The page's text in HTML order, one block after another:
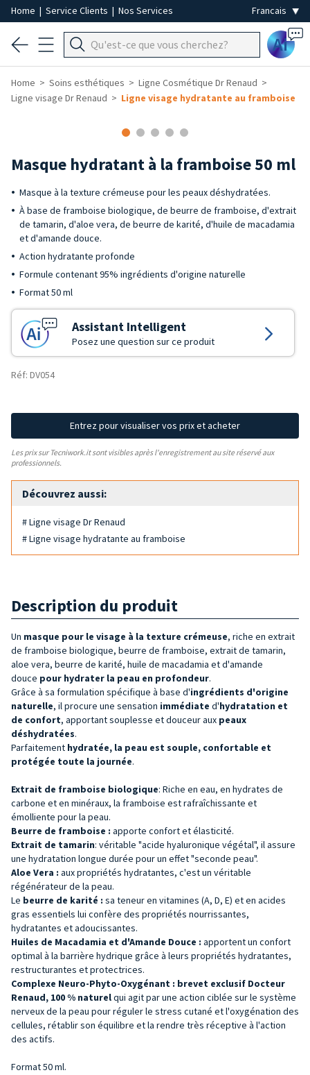
Home | Service Clients | Nos Services
Ai
Home Soins esthétiques
Ligne Cosmétique Dr Renaud
Ligne visage Dr Renaud
Ligne visage hydratante au framboise
Masque hydratant à la framboise 50 ml
Masque à la texture crémeuse pour les peaux déshydratées.
À base de framboise biologique, de beurre de framboise, d'extrait
de tamarin, d'aloe vera, de beurre de karité, d'huile de macadamia
et d'amande douce.
Action hydratante profonde
Formule contenant 95% ingrédients d'origine naturelle
Format 50 ml
Assistant Intelligent
Posez une question sur ce produit
Réf: DV054
Entrez pour visualiser vos prix et acheter
Les prix sur Tecniwork.it sont visibles après l'enregistrement au site réservé aux
professionnels.
Découvrez aussi:
# Ligne visage Dr Renaud
# Ligne visage hydratante au framboise
Description du produit
Un masque pour le visage à la texture crémeuse, riche en extrait
de framboise biologique, beurre de framboise, extrait de tamarin,
aloe vera, beurre de karité, huile de macadamia et d'amande
douce pour hydrater la peau en profondeur.
Grâce à sa formulation spécifique à base d'ingrédients d'origine
naturelle, il procure une sensation immédiate d'hydratation et
de confort, apportant souplesse et douceur aux peaux
déshydratées.
Parfaitement hydratée, la peau est souple, confortable et
protégée toute la journée.
Extrait de framboise biologique: Riche en eau, en hydrates de
carbone et en minéraux, la framboise est rafraîchissante et
émolliente pour la peau.
Beurre de framboise : apporte confort et élasticité.
Extrait de tamarin: véritable "acide hyaluronique végétal", il assure
une hydratation longue durée pour un effet "seconde peau".
Aloe Vera : aux propriétés hydratantes, c'est un véritable
régénérateur de la peau.
Le beurre de karité : sa teneur en vitamines (A, D, E) et en acides
gras essentiels lui confère des propriétés nourrissantes,
hydratantes et adoucissantes.
Huiles de Macadamia et d'Amande Douce : apportent un confort
optimal à la barrière hydrique grâce à leurs propriétés hydratantes,
restructurantes et protectrices.
Complexe Neuro-Phyto-Oxygénant : brevet exclusif Docteur
Renaud, 100 % naturelqui agit par une action ciblée sur le système
nerveux de la peau pour réguler le stress cutané et l'oxygénation des
cellules, rétablir son équilibre et la rendre très réceptive à l'action
des actifs.
Format 50 ml.